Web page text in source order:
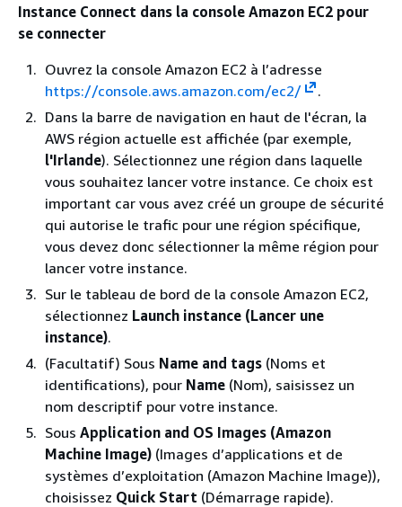
Instance Connect dans la console Amazon EC2 pour
se connecter
Ouvrez la console Amazon EC2 à l’adresse
https://console.aws.amazon.com/ec2/
.
Dans la barre de navigation en haut de l'écran, la
AWS région actuelle est affichée (par exemple,
l'Irlande). Sélectionnez une région dans laquelle
vous souhaitez lancer votre instance. Ce choix est
important car vous avez créé un groupe de sécurité
qui autorise le trafic pour une région spécifique,
vous devez donc sélectionner la même région pour
lancer votre instance.
Sur le tableau de bord de la console Amazon EC2,
sélectionnez Launch instance (Lancer une
instance).
(Facultatif) Sous Name and tags (Noms et
identifications), pour Name (Nom), saisissez un
nom descriptif pour votre instance.
Sous Application and OS Images (Amazon
Machine Image) (Images d’applications et de
systèmes d’exploitation (Amazon Machine Image)),
choisissez Quick Start (Démarrage rapide).